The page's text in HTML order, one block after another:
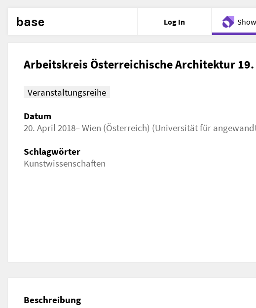
base Log In
Arbeitskreis Österreichische Architektur
Veranstaltungsreihe
Datum
20. April 2018– Wien (Österreich) (Universität für
Schlagwörter
Kunstwissenschaften
Beschreibung